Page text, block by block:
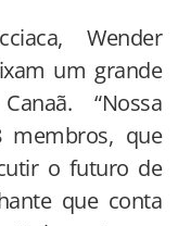
Wender
um grande
“Nossa
que
o futuro de
que conta